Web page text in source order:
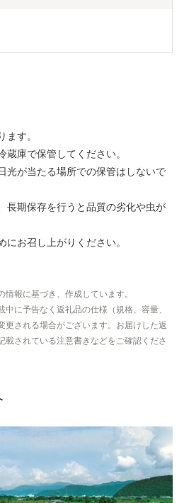
ます。
庫で保管してください。
光が当たる場所での保管はしないで
長期保存を行うと品質の劣化や虫が
お召し上がりください。
報に基づき、作成しています。
に予告なく返礼品の仕様（規格、容量、
更される場合がございます。お届けした返
載されている注意書きなどをご確認くださ